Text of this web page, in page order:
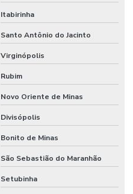
Itabirinha
Santo Antônio do Jacinto
Virginópolis
Rubim
Novo Oriente de Minas
Divisópolis
Bonito de Minas
São Sebastião do Maranhão
Setubinha